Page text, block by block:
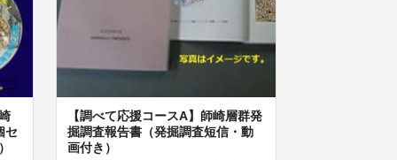
セ
【調べて応援コースA】師崎層群発
掘調査報告書（発掘調査短信・動
画付き）